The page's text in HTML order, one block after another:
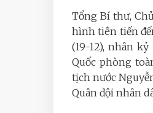
Tổng Bí thư,
hình tiên tiến
(19-12), nhân
Quốc phòng
tịch nước
Quân đội nhân